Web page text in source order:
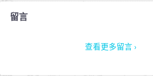
留言
查看更多留言 ›